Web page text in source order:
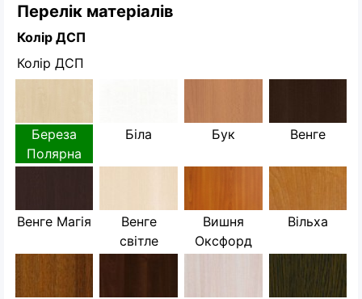
Перелік матеріалів
Колір ДСП
Колір ДСП
Береза
Полярна
Біла Бук Венге
Венге Магія
Венге
світле
Вишня
Оксфорд
Вільха